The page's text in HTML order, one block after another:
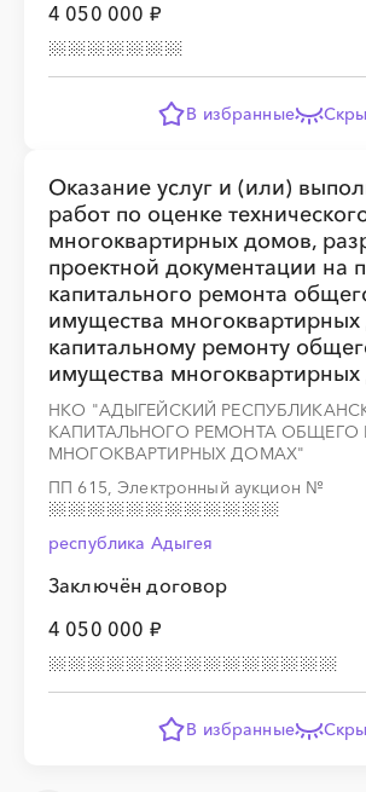
4 050 000 ₽
В избранные
Оказание услуг и (или)
работ по оценке
многоквартирных домов,
проектной документации на
капитального ремонта
имущества
капитальному ремонту
имущества
НКО "АДЫГЕЙСКИЙ
КАПИТАЛЬНОГО РЕМОНТА ОБЩЕГО
МНОГОКВАРТИРНЫХ ДОМАХ"
ПП 615, Электронный аукцион №
республика Адыгея
Заключён договор
4 050 000 ₽
В избранные